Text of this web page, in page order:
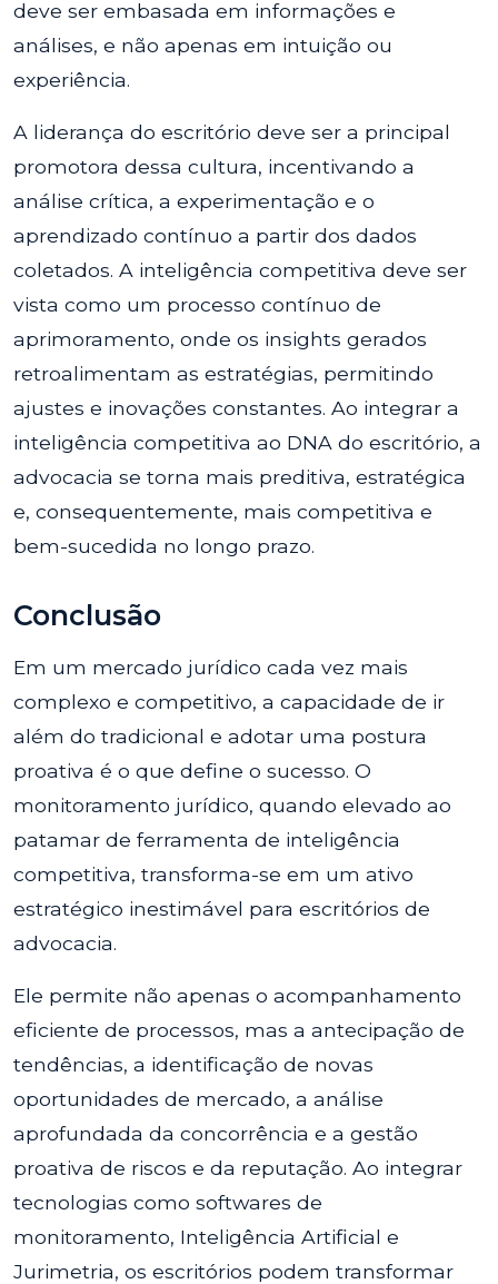
deve ser embasada em informações e
análises, e não apenas em intuição ou
experiência.
A liderança do escritório deve ser a principal
promotora dessa cultura, incentivando a
análise crítica, a experimentação e o
aprendizado contínuo a partir dos dados
coletados. A inteligência competitiva deve ser
vista como um processo contínuo de
aprimoramento, onde os insights gerados
retroalimentam as estratégias, permitindo
ajustes e inovações constantes. Ao integrar a
inteligência competitiva ao DNA do escritório, a
advocacia se torna mais preditiva, estratégica
e, consequentemente, mais competitiva e
bem-sucedida no longo prazo.
Conclusão
Em um mercado jurídico cada vez mais
complexo e competitivo, a capacidade de ir
além do tradicional e adotar uma postura
proativa é o que define o sucesso. O
monitoramento jurídico, quando elevado ao
patamar de ferramenta de inteligência
competitiva, transforma-se em um ativo
estratégico inestimável para escritórios de
advocacia.
Ele permite não apenas o acompanhamento
eficiente de processos, mas a antecipação de
tendências, a identificação de novas
oportunidades de mercado, a análise
aprofundada da concorrência e a gestão
proativa de riscos e da reputação. Ao integrar
tecnologias como softwares de
monitoramento, Inteligência Artificial e
Jurimetria, os escritórios podem transformar